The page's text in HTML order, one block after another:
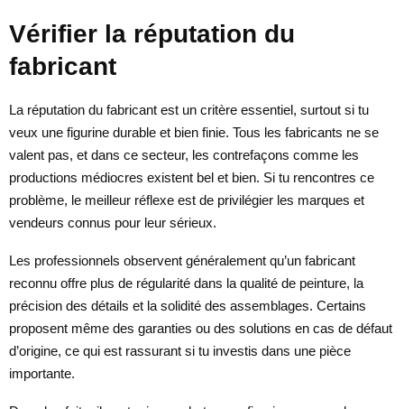
Vérifier la réputation du
fabricant
La réputation du fabricant est un critère essentiel, surtout si tu
veux une figurine durable et bien finie. Tous les fabricants ne se
valent pas, et dans ce secteur, les contrefaçons comme les
productions médiocres existent bel et bien. Si tu rencontres ce
problème, le meilleur réflexe est de privilégier les marques et
vendeurs connus pour leur sérieux.
Les professionnels observent généralement qu’un fabricant
reconnu offre plus de régularité dans la qualité de peinture, la
précision des détails et la solidité des assemblages. Certains
proposent même des garanties ou des solutions en cas de défaut
d’origine, ce qui est rassurant si tu investis dans une pièce
importante.